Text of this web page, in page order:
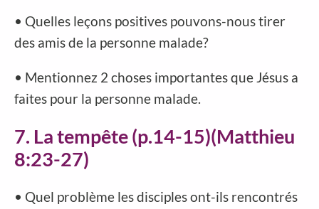
• Quelles leçons positives pouvons-nous tirer
des amis de la personne malade?
• Mentionnez 2 choses importantes que Jésus a
faites pour la personne malade.
7. La tempête (p.14-15)(Matthieu
8:23-27)
• Quel problème les disciples ont-ils rencontrés